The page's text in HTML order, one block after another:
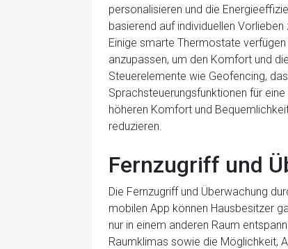
personalisieren und die
basierend auf individuellen
Einige smarte Thermostate
anzupassen, um den Komfort und
Steuerelemente wie Geofencing,
Sprachsteuerungsfunktionen für
höheren Komfort und
reduzieren.
Fernzugriff und
Die Fernzugriff und Überwachung
mobilen App können Hausbesitzer
nur in einem anderen Raum
Raumklimas sowie die Möglichkeit,